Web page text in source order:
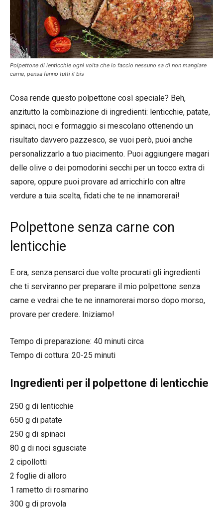
Polpettone di lenticchie ogni volta che lo faccio nessuno sa di non mangiare
carne, pensa fanno tutti il bis
Cosa rende questo polpettone così speciale? Beh,
anzitutto la combinazione di ingredienti: lenticchie, patate,
spinaci, noci e formaggio si mescolano ottenendo un
risultato davvero pazzesco, se vuoi però, puoi anche
personalizzarlo a tuo piacimento. Puoi aggiungere magari
delle olive o dei pomodorini secchi per un tocco extra di
sapore, oppure puoi provare ad arricchirlo con altre
verdure a tuia scelta, fidati che te ne innamorerai!
Polpettone senza carne con
lenticchie
E ora, senza pensarci due volte procurati gli ingredienti
che ti serviranno per preparare il mio polpettone senza
carne e vedrai che te ne innamorerai morso dopo morso,
provare per credere. Iniziamo!
Tempo di preparazione: 40 minuti circa
Tempo di cottura: 20-25 minuti
Ingredienti per il polpettone di lenticchie
250 g di lenticchie
650 g di patate
250 g di spinaci
80 g di noci sgusciate
2 cipollotti
2 foglie di alloro
1 rametto di rosmarino
300 g di provola